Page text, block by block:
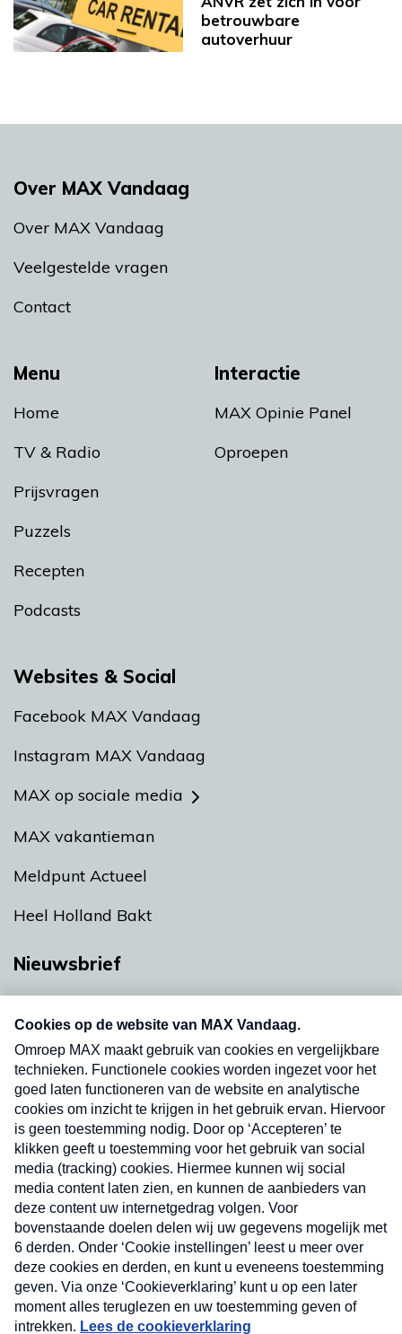
betrouwbare
autoverhuur
Menu
Home
TV & Radio
Prijsvragen
Puzzels
Recepten
Podcasts
Interactie
MAX Opinie Panel
Oproepen
Over MAX Vandaag
Over MAX Vandaag
Veelgestelde vragen
Contact
Websites & Social
Facebook MAX Vandaag
Instagram MAX Vandaag
MAX op sociale media
MAX vakantieman
Meldpunt Actueel
Heel Holland Bakt
Nieuwsbrief
Neem hier een gratis abonnement op onze
nieuwsbrief. Elke vrijdag- en dinsdagochtend in
uw mailbox.
Verzend
Nieuwsbrief
Neem hier een gratis abonnement op onze
nieuwsbrief. Elke vrijdag- en dinsdagochtend in uw